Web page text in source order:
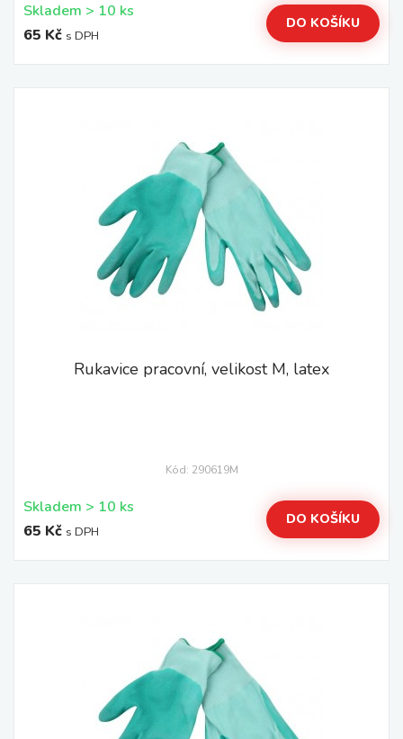
Skladem > 10 ks
65 Kč s DPH
DO KOŠÍKU
Rukavice pracovní, velikost M, latex
Kód: 290619M
Skladem > 10 ks
65 Kč s DPH
DO KOŠÍKU